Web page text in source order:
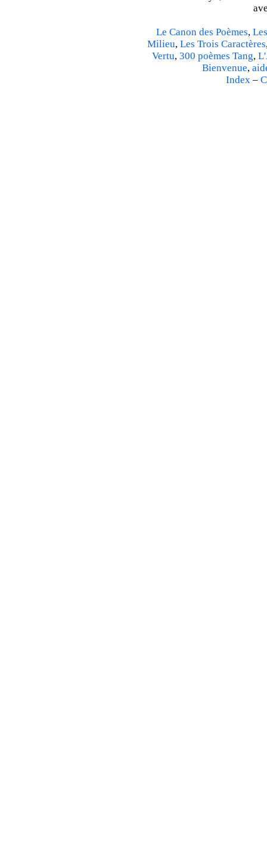
Le Canon des Poèmes,
Milieu, Les Trois Caractères
Vertu, 300 poèmes Tang,
Bienvenue,
Index –